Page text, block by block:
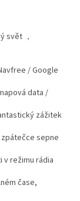
svět ，
/ Google
data /
zážitek
sepne
v režimu rádia
čase,